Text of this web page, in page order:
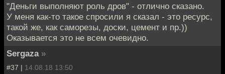
"Деньги выполняют роль дров" - отлично сказано.
У меня как-то такое спросили я сказал - это ресурс,
такой же, как саморезы, доски, цемент и пр.))
Оказывается это не всем очевидно.
Sergaza »
#37 | 14.08.18 13:50